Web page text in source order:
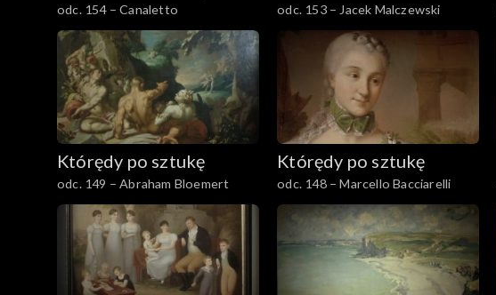
odc. 154 – Canaletto odc. 153 – Jacek Malczewski
Którędy po sztukę
odc. 149 – Abraham Bloemert
Którędy po sztukę
odc. 148 – Marcello Bacciarelli